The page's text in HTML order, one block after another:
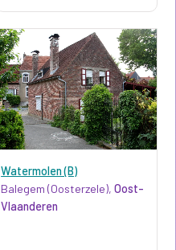
Watermolen (B)
Balegem (Oosterzele),Oost-
Vlaanderen